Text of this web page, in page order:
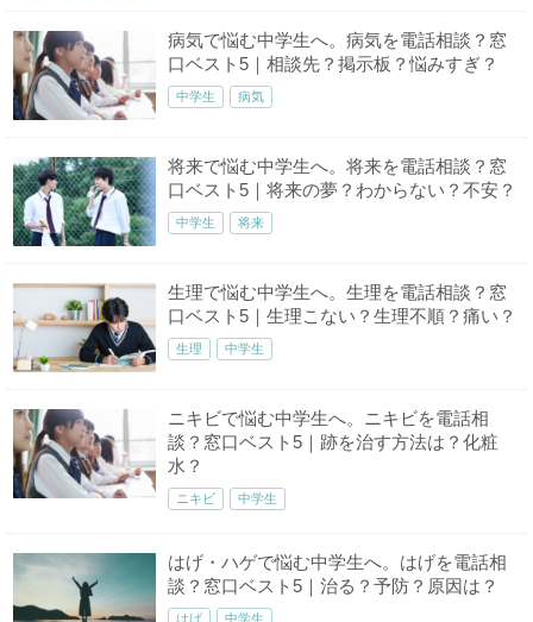
病気で悩む中学生へ。病気を電話相談？窓
口ベスト5｜相談先？掲示板？悩みすぎ？
中学生 病気
将来で悩む中学生へ。将来を電話相談？窓
口ベスト5｜将来の夢？わからない？不安？
中学生 将来
生理で悩む中学生へ。生理を電話相談？窓
口ベスト5｜生理こない？生理不順？痛い？
生理 中学生
ニキビで悩む中学生へ。ニキビを電話相
談？窓口ベスト5｜跡を治す方法は？化粧
水？
ニキビ 中学生
はげ・ハゲで悩む中学生へ。はげを電話相
談？窓口ベスト5｜治る？予防？原因は？
はげ 中学生